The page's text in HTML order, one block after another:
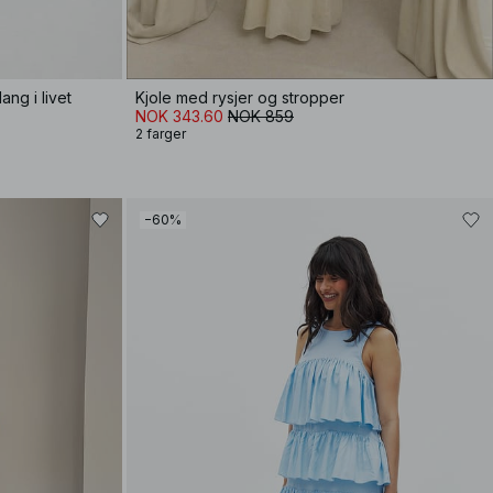
i livet
Kjole med rysjer og stropper
NOK 343.60 NOK 859
2 farger
−60%